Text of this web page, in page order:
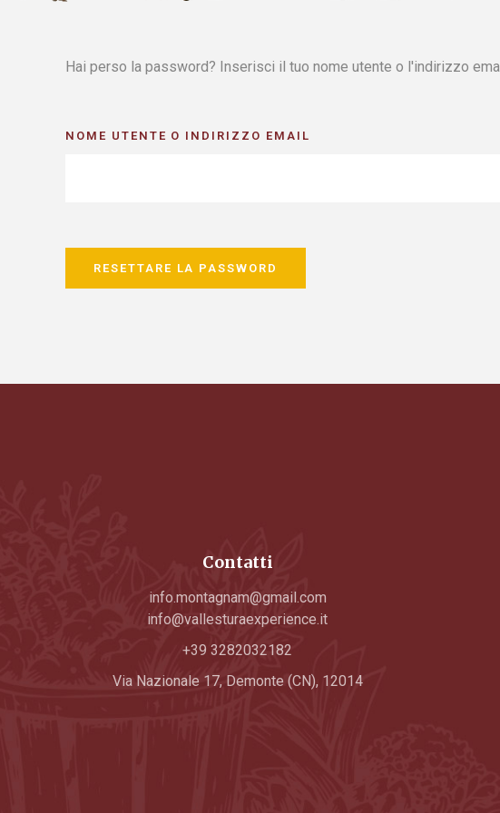
Hai perso la password? Inserisci il tuo nome utente o l'indirizzo
NOME UTENTE O INDIRIZZO EMAIL
RESETTARE LA PASSWORD
Contatti
info.montagnam@gmail.com
info@vallesturaexperience.it
+39 3282032182
Via Nazionale 17, Demonte (CN), 12014